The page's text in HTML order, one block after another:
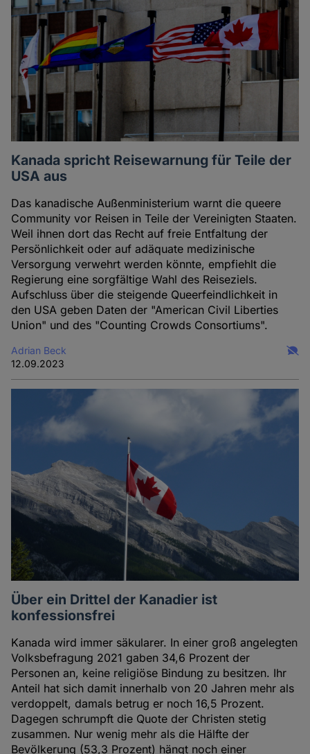
Kanada spricht Reisewarnung für Teile der
USA aus
Das kanadische Außenministerium warnt die queere
Community vor Reisen in Teile der Vereinigten Staaten.
Weil ihnen dort das Recht auf freie Entfaltung der
Persönlichkeit oder auf adäquate medizinische
Versorgung verwehrt werden könnte, empfiehlt die
Regierung eine sorgfältige Wahl des Reiseziels.
Aufschluss über die steigende Queerfeindlichkeit in
den USA geben Daten der "American Civil Liberties
Union" und des "Counting Crowds Consortiums".
Adrian Beck
12.09.2023
Über ein Drittel der Kanadier ist
konfessionsfrei
Kanada wird immer säkularer. In einer groß angelegten
Volksbefragung 2021 gaben 34,6 Prozent der
Personen an, keine religiöse Bindung zu besitzen. Ihr
Anteil hat sich damit innerhalb von 20 Jahren mehr als
verdoppelt, damals betrug er noch 16,5 Prozent.
Dagegen schrumpft die Quote der Christen stetig
zusammen. Nur wenig mehr als die Hälfte der
Bevölkerung (53,3 Prozent) hängt noch einer